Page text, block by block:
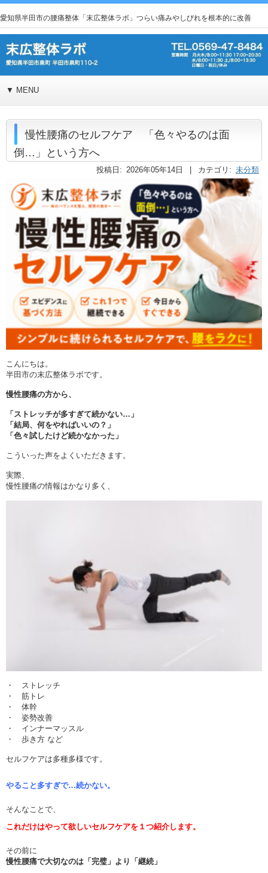
愛知県半田市の腰痛整体「末広整体ラボ」つらい痛みやしびれを根本的に改善
▼ MENU
慢性腰痛のセルフケア 「色々やるのは面
倒…」という方へ
投稿日: 2026年05年14日 | カテゴリ: 未分類
こんにちは。
半田市の末広整体ラボです。
慢性腰痛の方から、
「ストレッチが多すぎて続かない…」
「結局、何をやればいいの？」
「色々試したけど続かなかった」
こういった声をよくいただきます。
実際、
慢性腰痛の情報はかなり多く、
・ ストレッチ
・ 筋トレ
・ 体幹
・ 姿勢改善
・ インナーマッスル
・ 歩き方 など
セルフケアは多種多様です。
やること多すぎで…続かない。
そんなことで、
これだけはやって欲しいセルフケアを１つ紹介します。
その前に
慢性腰痛で大切なのは 「完璧」より「継続」